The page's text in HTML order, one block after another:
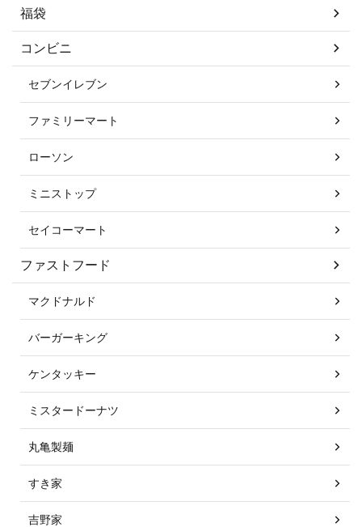
福袋
コンビニ
セブンイレブン
ファミリーマート
ローソン
ミニストップ
セイコーマート
ファストフード
マクドナルド
バーガーキング
ケンタッキー
ミスタードーナツ
丸亀製麺
すき家
吉野家